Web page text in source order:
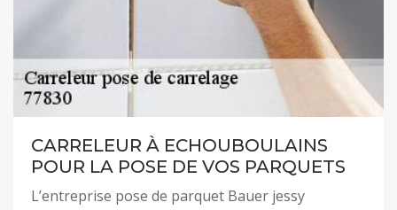
CARRELEUR À ECHOUBOULAINS
POUR LA POSE DE VOS PARQUETS
L’entreprise pose de parquet Bauer jessy